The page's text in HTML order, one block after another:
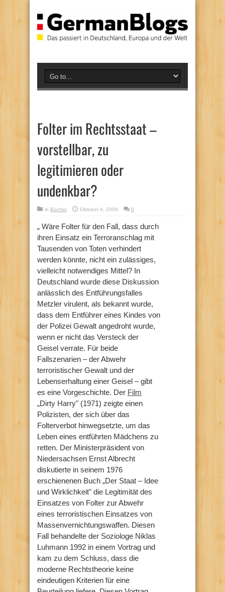
Folter im Rechtsstaat –
vorstellbar, zu
legitimieren oder
undenkbar?
in Bücher Oktober 4, 2006 0
„ Wäre Folter für den Fall, dass durch
ihren Einsatz ein Terroranschlag mit
Tausenden von Toten verhindert
werden könnte, nicht ein zulässiges,
vielleicht notwendiges Mittel? In
Deutschland wurde diese Diskussion
anlässlich des Entführungsfalles
Metzler virulent, als bekannt wurde,
dass dem Entführer eines Kindes von
der Polizei Gewalt angedroht wurde,
wenn er nicht das Versteck der
Geisel verrate. Für beide
Fallszenarien – der Abwehr
terroristischer Gewalt und der
Lebenserhaltung einer Geisel – gibt
es eine Vorgeschichte. Der Film
„Dirty Harry" (1971) zeigte einen
Polizisten, der sich über das
Folterverbot hinwegsetzte, um das
Leben eines entführten Mädchens zu
retten. Der Ministerpräsident von
Niedersachsen Ernst Albrecht
diskutierte in seinem 1976
erschienenen Buch „Der Staat – Idee
und Wirklichkeit" die Legitimität des
Einsatzes von Folter zur Abwehr
eines terroristischen Einsatzes von
Massenvernichtungswaffen. Diesen
Fall behandelte der Soziologe Niklas
Luhmann 1992 in einem Vortrag und
kam zu dem Schluss, dass die
moderne Rechtstheorie keine
eindeutigen Kriterien für eine